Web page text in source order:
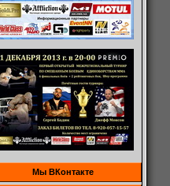
Мы ВКонтакте